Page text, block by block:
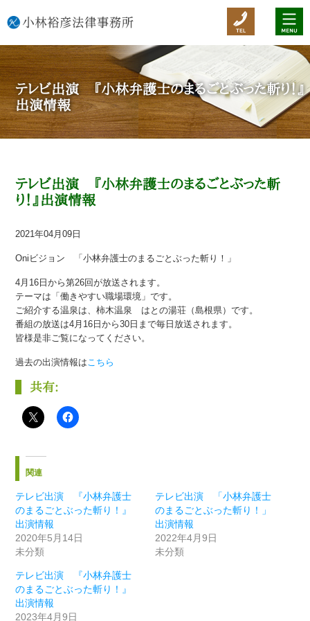
テレビ出演 『小林弁護士のまるごとぶった斬り！』
出演情報
テレビ出演 『小林弁護士のまるごとぶった斬
り！』出演情報
2021年04月09日
Oniビジョン 「小林弁護士のまるごとぶった斬り！」
4月16日から第26回が放送されます。
テーマは「働きやすい職場環境」です。
ご紹介する温泉は、柿木温泉 はとの湯荘（島根県）です。
番組の放送は4月16日から30日まで毎日放送されます。
皆様是非ご覧になってください。
過去の出演情報は こちら
共有:
関連
テレビ出演 『小林弁護士
のまるごとぶった斬り！』
出演情報
2020年5月14日
未分類
テレビ出演 「小林弁護士
のまるごとぶった斬り！」
出演情報
2022年4月9日
未分類
テレビ出演 『小林弁護士
のまるごとぶった斬り！』
出演情報
2023年4月9日